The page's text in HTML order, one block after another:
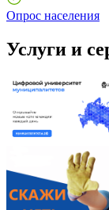
Опрос населения
Услуги и